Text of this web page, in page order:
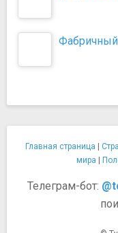
Фабричный
Главная страница
мира
Телеграм-бот: